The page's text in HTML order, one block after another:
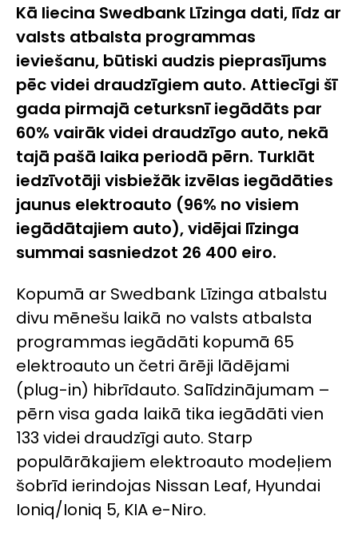
Kā liecina Swedbank Līzinga dati, līdz ar
valsts atbalsta programmas
ieviešanu, būtiski audzis pieprasījums
pēc videi draudzīgiem auto. Attiecīgi šī
gada pirmajā ceturksnī iegādāts par
60% vairāk videi draudzīgo auto, nekā
tajā pašā laika periodā pērn. Turklāt
iedzīvotāji visbiežāk izvēlas iegādāties
jaunus elektroauto (96% no visiem
iegādātajiem auto), vidējai līzinga
summai sasniedzot 26 400 eiro.
Kopumā ar Swedbank Līzinga atbalstu
divu mēnešu laikā no valsts atbalsta
programmas iegādāti kopumā 65
elektroauto un četri ārēji lādējami
(plug-in) hibrīdauto. Salīdzinājumam –
pērn visa gada laikā tika iegādāti vien
133 videi draudzīgi auto. Starp
populārākajiem elektroauto modeļiem
šobrīd ierindojas Nissan Leaf, Hyundai
Ioniq/Ioniq 5, KIA e-Niro.